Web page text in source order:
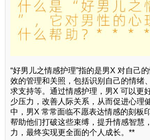
“好男儿之情感护理”指的是男X 对自己
效的管理和关照，包括识别自己的情绪
求支持等。通过情感护理，男X 可以更
少压力，改善人际关系，从而促进心理
中，男X 常常面临不愿表达情感的刻板
帮助他们打破这些束缚，提升情感智慧
力，最终实现更全面的个人成长。**